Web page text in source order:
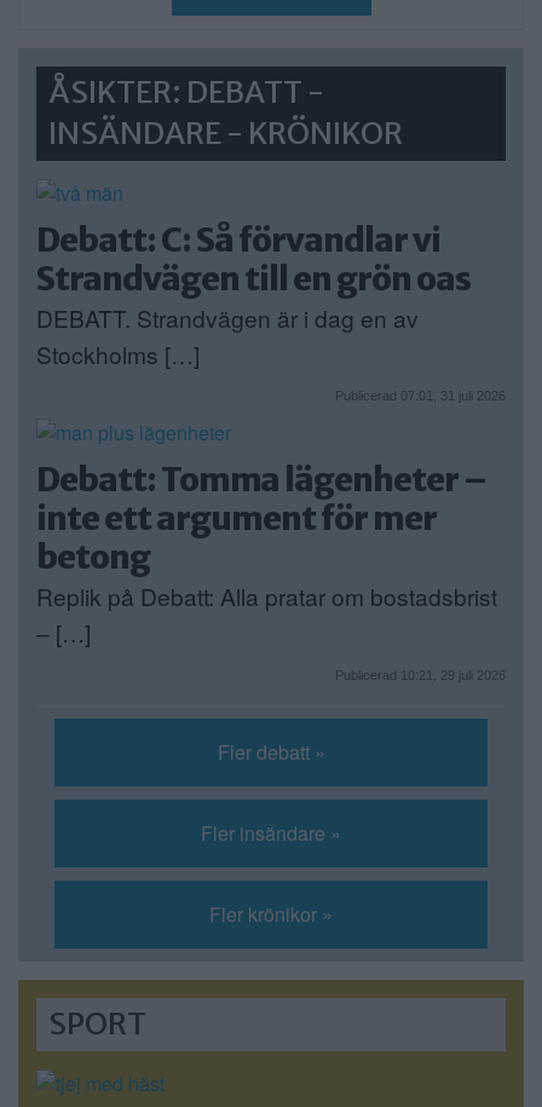
ÅSIKTER: DEBATT -
INSÄNDARE - KRÖNIKOR
Debatt: C: Så förvandlar vi
Strandvägen till en grön oas
DEBATT. Strandvägen är i dag en av
Stockholms […]
Publicerad 07:01, 31 juli 2026
Debatt: Tomma lägenheter –
inte ett argument för mer
betong
Replik på Debatt: Alla pratar om bostadsbrist
– […]
Publicerad 10:21, 29 juli 2026
Fler debatt »
Fler insändare »
Fler krönikor »
SPORT